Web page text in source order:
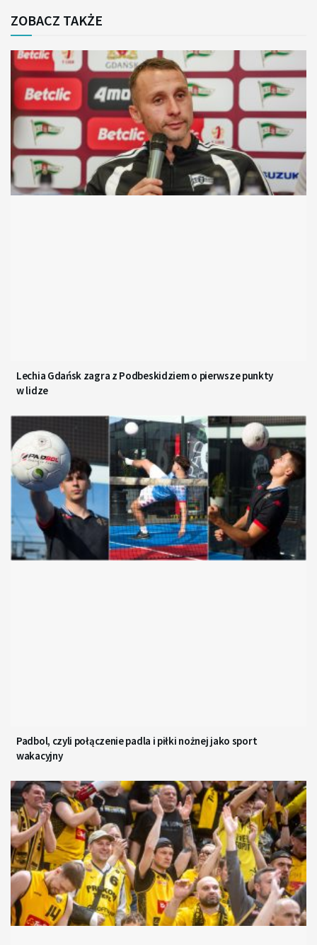
ZOBACZ TAKŻE
Lechia Gdańsk zagra z Podbeskidziem o pierwsze punkty
w lidze
Padbol, czyli połączenie padla i piłki nożnej jako sport
wakacyjny